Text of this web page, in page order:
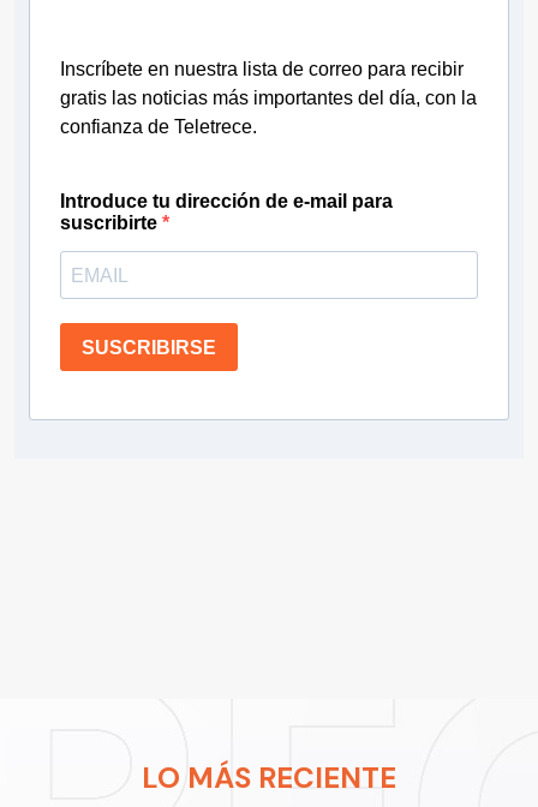
Inscríbete en nuestra lista de correo para recibir
gratis las noticias más importantes del día, con la
confianza de Teletrece.
Introduce tu dirección de e-mail para
suscribirte
SUSCRIBIRSE
LO MÁS RECIENTE